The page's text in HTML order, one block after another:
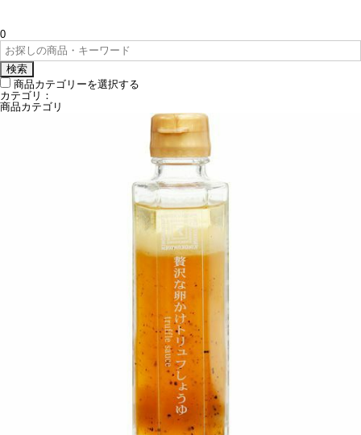
0
検索
商品カテゴリーを選択する
カテゴリ：
商品カテゴリ